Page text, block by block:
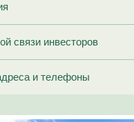
связи инвесторов
и телефоны